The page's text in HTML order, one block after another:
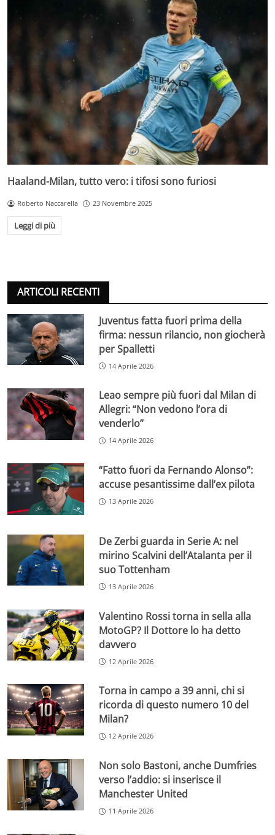
Haaland-Milan, tutto vero: i tifosi sono furiosi
Roberto Naccarella 23 Novembre 2025
Leggi di più
ARTICOLI RECENTI
Juventus fatta fuori prima della
firma: nessun rilancio, non giocherà
per Spalletti
14 Aprile 2026
Leao sempre più fuori dal Milan di
Allegri: “Non vedono l’ora di
venderlo”
14 Aprile 2026
“Fatto fuori da Fernando Alonso”:
accuse pesantissime dall’ex pilota
13 Aprile 2026
De Zerbi guarda in Serie A: nel
mirino Scalvini dell’Atalanta per il
suo Tottenham
13 Aprile 2026
Valentino Rossi torna in sella alla
MotoGP? Il Dottore lo ha detto
davvero
12 Aprile 2026
Torna in campo a 39 anni, chi si
ricorda di questo numero 10 del
Milan?
12 Aprile 2026
Non solo Bastoni, anche Dumfries
verso l’addio: si inserisce il
Manchester United
11 Aprile 2026